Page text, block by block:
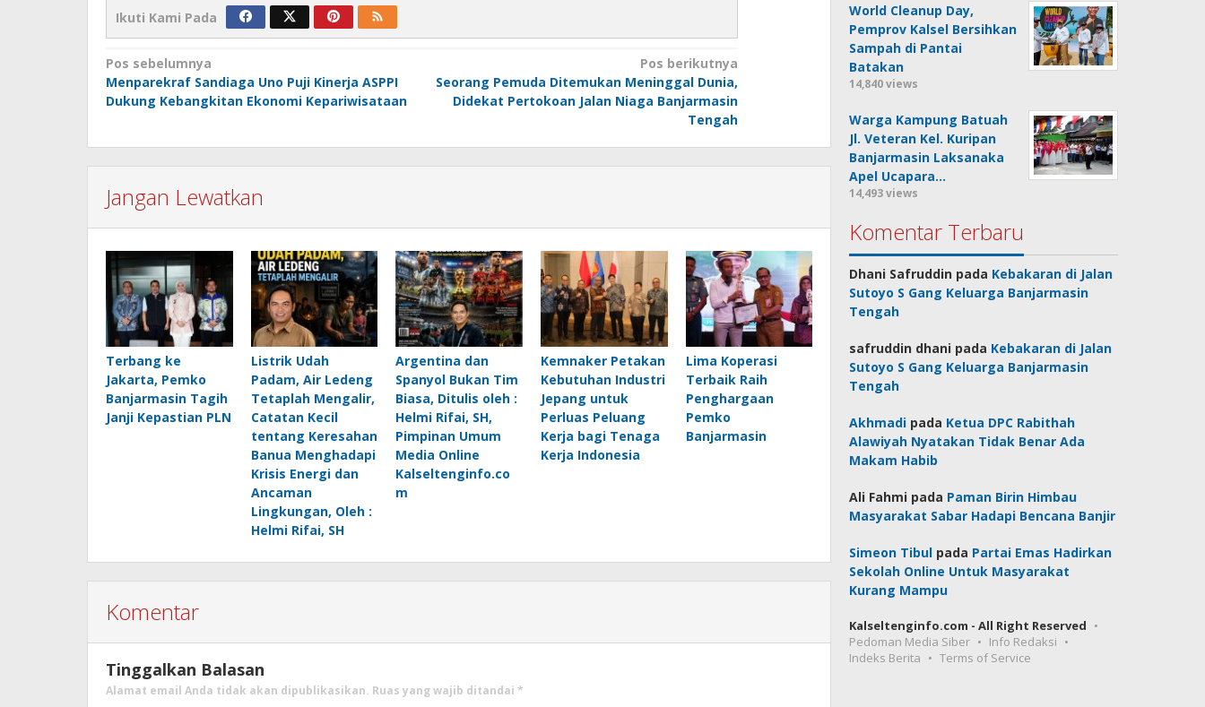
Ikuti Kami Pada
Navigasi
pos
Pos sebelumnya
Menparekraf Sandiaga Uno Puji Kinerja ASPPI
Dukung Kebangkitan Ekonomi Kepariwisataan
Pos berikutnya
Seorang Pemuda Ditemukan Meninggal Dunia,
Didekat Pertokoan Jalan Niaga Banjarmasin
Tengah
Jangan Lewatkan
Terbang ke
Jakarta, Pemko
Banjarmasin Tagih
Janji Kepastian PLN
Listrik Udah
Padam, Air Ledeng
Tetaplah Mengalir,
Catatan Kecil
tentang Keresahan
Banua Menghadapi
Krisis Energi dan
Ancaman
Lingkungan, Oleh :
Helmi Rifai, SH
Argentina dan
Spanyol Bukan Tim
Biasa, Ditulis oleh :
Helmi Rifai, SH,
Pimpinan Umum
Media Online
Kalseltenginfo.co
m
Kemnaker Petakan
Kebutuhan Industri
Jepang untuk
Perluas Peluang
Kerja bagi Tenaga
Kerja Indonesia
Lima Koperasi
Terbaik Raih
Penghargaan
Pemko
Banjarmasin
Komentar
Tinggalkan Balasan
Alamat email Anda tidak akan dipublikasikan. Ruas yang wajib ditandai *
World Cleanup Day,
Pemprov Kalsel Bersihkan
Sampah di Pantai
Batakan
14,840 views
Warga Kampung Batuah
Jl. Veteran Kel. Kuripan
Banjarmasin Laksanaka
Apel Ucapara…
14,493 views
Komentar Terbaru
Dhani Safruddin pada Kebakaran di Jalan
Sutoyo S Gang Keluarga Banjarmasin
Tengah
safruddin dhani pada Kebakaran di Jalan
Sutoyo S Gang Keluarga Banjarmasin
Tengah
Akhmadi pada Ketua DPC Rabithah
Alawiyah Nyatakan Tidak Benar Ada
Makam Habib
Ali Fahmi pada Paman Birin Himbau
Masyarakat Sabar Hadapi Bencana Banjir
Simeon Tibul pada Partai Emas Hadirkan
Sekolah Online Untuk Masyarakat
Kurang Mampu
Kalseltenginfo.com - All Right Reserved
Pedoman Media Siber
Info Redaksi
Indeks Berita
Terms of Service